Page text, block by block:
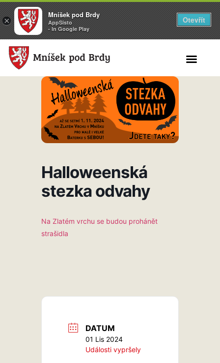
Halloweenská
stezka odvahy
Na Zlatém vrchu se budou prohánět
strašidla
DATUM
01 Lis 2024
Události vypršely
×
Mníšek pod Brdy
AppSisto
- In Google Play
Otevřít